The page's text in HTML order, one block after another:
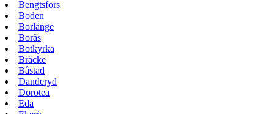
Bengtsfors
Boden
Borlänge
Borås
Botkyrka
Bräcke
Båstad
Danderyd
Dorotea
Eda